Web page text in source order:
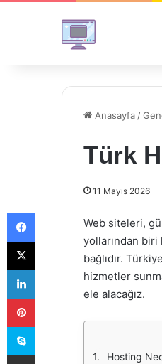
Anasayfa /
Türk
11 Mayıs 2026
Web siteleri,
yollarından
bağlıdır.
hizmetler
ele alacağız.
Hosting
Facebook
X
LinkedIn
Pinterest
Skype
E-Posta ile paylaş